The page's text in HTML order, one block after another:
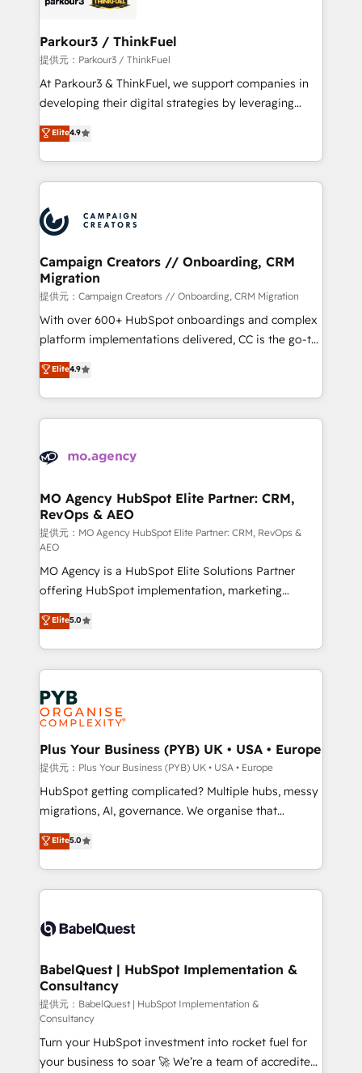
companies scale faster and smarter. 🔹 BOOMS:
Demand generation for all your buyers With BOOMS,
you invest in 100% of your buyers, accelerating your
growth and positioning yourself as an undisputed
transformation process A methodology designed to
implement HubSpot effectively and optimize your
record of business transformation, our growth-first
approach has helped brands dominate their
Parkour3 / ThinkFuel
提供元：Parkour3 / ThinkFuel
At Parkour3 & ThinkFuel, we support companies in
developing their digital strategies by leveraging
technologies and automating their marketing and
sales processes to generate growth. Our offer spans
from Strategy to Operations. We specialize in CRM
onboarding and implementation, web design, sales
extensive experience working with tech companies
and manufacturers since 2002, we are committed to
empowering our clients and developing their
autonomy. Get to grips with HubSpot through
guided implementation and seamless integration of
the CRM platform into your digital ecosystem. Would
you like support in deploying your inbound
to your needs and sales objectives. With 125+
certifications, we are part of the most certified
services are offered in both English & French.
Elite4.9
Campaign Creators // Onboarding, CRM
Migration
提供元：Campaign Creators // Onboarding, CRM Migration
With over 600+ HubSpot onboardings and complex
platform implementations delivered, CC is the go-to
Elite Solutions Partner for businesses ready to
migrate, replatform, and scale smarter. We specialize
in high-impact CRM and CMS migrations and
onboarding from platforms like Salesforce, NetSuite,
WordPress and legacy CRMs, turning fragmented
architectures that accelerate revenue operations and
performance. - Multi-object CRM migration, cleanup,
and implementation. - Pre-built and custom
integrations across your full tech stack. - Custom
object setup, CMS builds, and full-funnel automation.
- Dashboards, lifecycle campaigns, and lead
nurturing sequences. - Cross-hub setup across
Marketing, Sales, Operations, and Service Hubs. -
Ongoing optimization, managed support, and
scalable retainers. Let’s make HubSpot your most
powerful growth engine. Built to convert, scale, and
drive results.
Elite4.9
MO Agency HubSpot Elite Partner: CRM,
RevOps & AEO
提供元：MO Agency HubSpot Elite Partner: CRM, RevOps &
AEO
MO Agency is a HubSpot Elite Solutions Partner
offering HubSpot implementation, marketing
automation, CRM and RevOps consulting, data
architecture, sales enablement, lifecycle automation,
lead scoring and revenue reporting. HubSpot,
Salesforce and integrated enterprise stacks. Digital
Marketing, Answer Engine Optimisation, and
Generative Engine Optimisation (AI Search),
HubSpot Content Hub, WordPress development,
B2B SEO, paid media, and content. We work with
enterprise and growth-led companies across
technology, professional services, financial services
and industrial sectors. Offices in Johannesburg, Cape
implementations delivered. AI visibility coverage
across ChatGPT, Claude, Perplexity, Gemini and
Innovation HubSpot Impact Award - Platform
Migration Excellence HubSpot Impact Award -
professionals.
Elite5.0
Plus Your Business (PYB) UK • USA • Europe
提供元：Plus Your Business (PYB) UK • USA • Europe
HubSpot getting complicated? Multiple hubs, messy
migrations, AI, governance. We organise that
complexity, so your team can put HubSpot to work...
Welcome to our Profile! We help with: • CRM
implementation, reports, workflows, and team
training • CRM migration from Salesforce, Pipedrive,
custom API integrations with ERP (and other
operations A little about us: • Boutique 'Elite' team of
12 • 150+ clients across Sales Hub, Marketing Hub,
Service Hub, Data Hub and CMS • ISO/IEC
27001:2022, ISO 9001:2015, and ISO 42001:2023
certified - the AI management standard • GuardHub:
our AI governance framework, built on ISO 42001
Elite5.0
BabelQuest | HubSpot Implementation &
Consultancy
提供元：BabelQuest | HubSpot Implementation &
Consultancy
Turn your HubSpot investment into rocket fuel for
your business to soar 🚀 We’re a team of accredited